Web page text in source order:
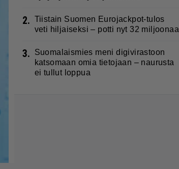
2. Tiistain Suomen Eurojackpot-tulos
veti hiljaiseksi – potti nyt 32 miljoonaa
3.
Suomalaismies meni digivirastoon
katsomaan omia tietojaan – naurusta
ei tullut loppua